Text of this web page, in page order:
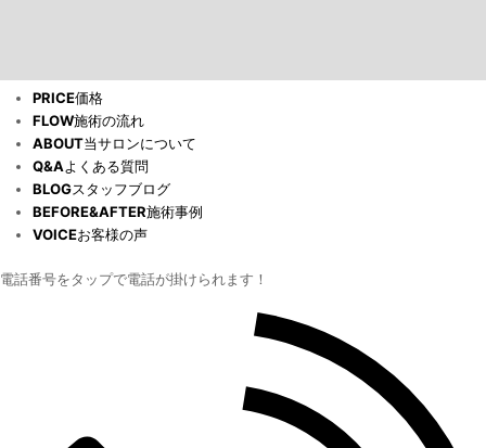
PRICE価格
FLOW施術の流れ
ABOUT当サロンについて
Q&Aよくある質問
BLOGスタッフブログ
BEFORE&AFTER施術事例
VOICEお客様の声
電話番号をタップで電話が掛けられます！